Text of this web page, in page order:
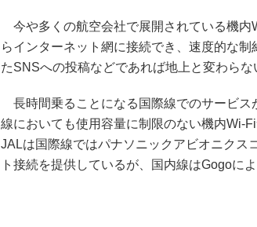
今や多くの航空会社で展開されている機内
らインターネット網に接続でき、速度的な
たSNSへの投稿などであれば地上と変わらな
長時間乗ることになる国際線でのサービス
線においても使用容量に制限のない機内Wi-
JALは国際線ではパナソニックアビオニクス
ト接続を提供しているが、国内線はGogoに